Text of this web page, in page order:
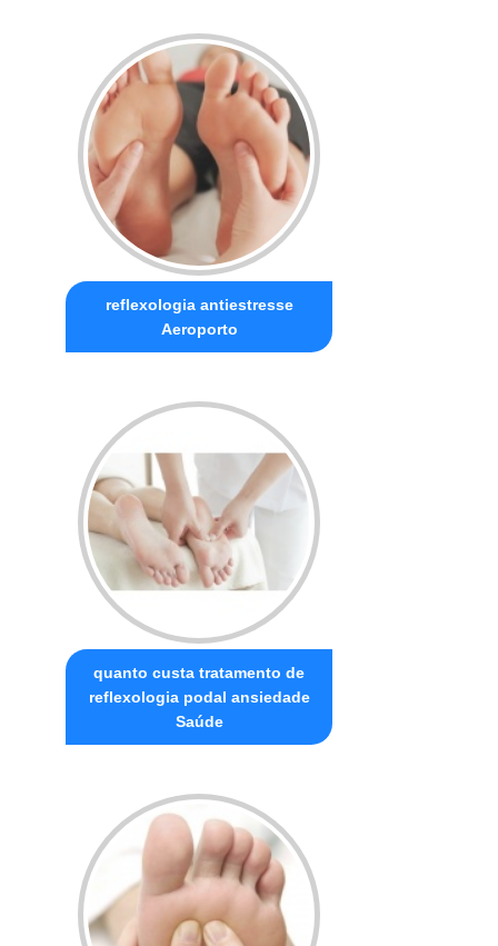
reflexologia antiestresse
Aeroporto
quanto custa tratamento de
reflexologia podal ansiedade
Saúde